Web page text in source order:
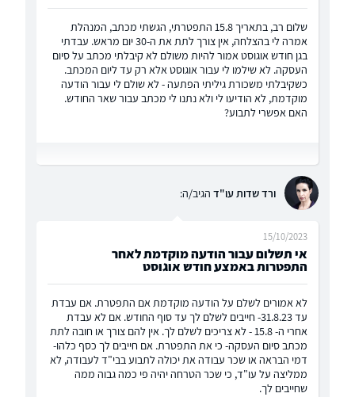
שלום רב, בתאריך 15.8 התפטרתי, הגשתי מכתב, המנהלת
אמרה לי בהצלחה, אין צורך לתת את ה-30 יום מראש. עבדתי
בגן חודש אוגוסט אמור להיות משולם לא קיבלתי מכתב על סיום
העסקה. לא שילמו לי עבור אוגוסט אלא רק עד ליום המכתב.
כשקיבלתי משכורת גיליתי הפתעה - לא שולם לי עבור הודעה
מוקדמת, לא הודיעו לי ולא נתנו לי מכתב עבור שאר החודש.
האם אפשרי לתבוע?
ורד שדות עו"ד הגיב/ה:
אי תשלום עבור הודעה מוקדמת לאחר
התפטרות באמצע חודש אוגוסט
15/10/2023
לא אמורים לשלם על הודעה מוקדמת אם התפטרת. אם עבדת
עד 31.8.23- חייבים לשלם לך עד סוף החודש. אם לא עבדת
אחרי ה- 15.8 - לא צריכים לשלם לך. אין להם צורך או חובה לתת
מכתב סיום העסקה- כי את התפטרת. אם חייבים לך כסף כלהו-
דמי הבראה או שכר עבודה את יכולה לתבוע בבי"ד לעבודה, לא
ממליצה על עו"ד, כי שכר הטרחה יהיה פי כמה גבוה ממה
שחייבים לך.